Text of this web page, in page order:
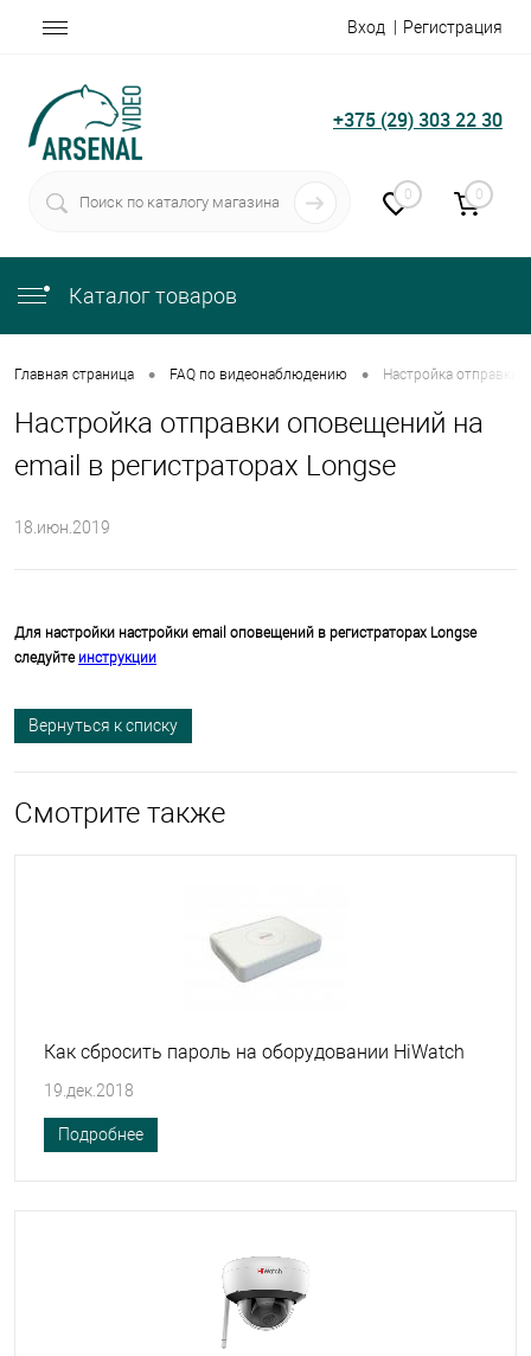
Вход Регистрация
+375 (29) 303 22 30
0 0
Каталог товаров
Главная страница • FAQ по видеонаблюдению • Настройка отправки
Настройка отправки оповещений на
email в регистраторах Longse
18.июн.2019
Для настройки настройки email оповещений в регистраторах Longse
следуйте инструкции
Вернуться к списку
Смотрите также
Как сбросить пароль на оборудовании HiWatch
19.дек.2018
Подробнее